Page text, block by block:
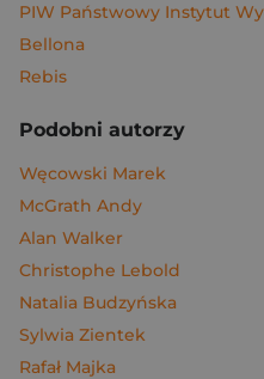
PIW Państwowy Instytut
Bellona
Rebis
Podobni autorzy
Węcowski Marek
McGrath Andy
Alan Walker
Christophe Lebold
Natalia Budzyńska
Sylwia Zientek
Rafał Majka